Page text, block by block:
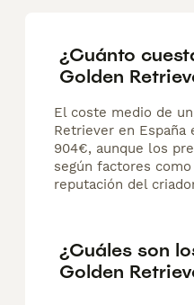
¿Cuánto
Golden
El coste medio de
Retriever en España
904€, aunque los
según factores
reputación del
¿Cuáles son
Golden